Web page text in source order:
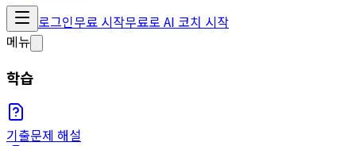
로그인무료 시작무료로 AI 코치 시작
메뉴
학습
기출문제 해설